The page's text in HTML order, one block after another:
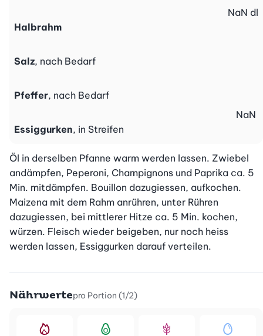
Halbrahm
NaN dl
Salz, nach Bedarf
Pfeffer, nach Bedarf
Essiggurken, in Streifen
NaN
Öl in derselben Pfanne warm werden lassen. Zwiebel
andämpfen, Peperoni, Champignons und Paprika ca. 5
Min. mitdämpfen. Bouillon dazugiessen, aufkochen.
Maizena mit dem Rahm anrühren, unter Rühren
dazugiessen, bei mittlerer Hitze ca. 5 Min. kochen,
würzen. Fleisch wieder beigeben, nur noch heiss
werden lassen, Essiggurken darauf verteilen.
Nährwertepro Portion (1/2)